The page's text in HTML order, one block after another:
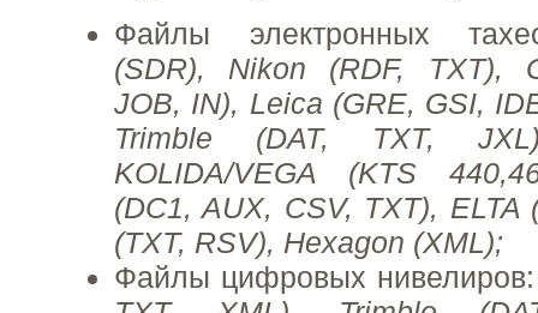
Файлы электронных
(SDR), Nikon (RDF, TXT),
JOB, IN), Leica (GRE, GSI,
Trimble (DAT, TXT,
KOLIDA/VEGA (KTS
(DC1, AUX, CSV, TXT),
(TXT, RSV), Hexagon (XML);
Файлы цифровых